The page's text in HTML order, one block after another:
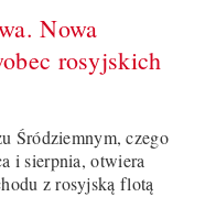
Nowa
rosyjskich
Śródziemnym, czego
i sierpnia, otwiera
z rosyjską flotą